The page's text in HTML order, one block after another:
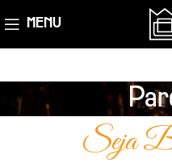
MENU
Seja